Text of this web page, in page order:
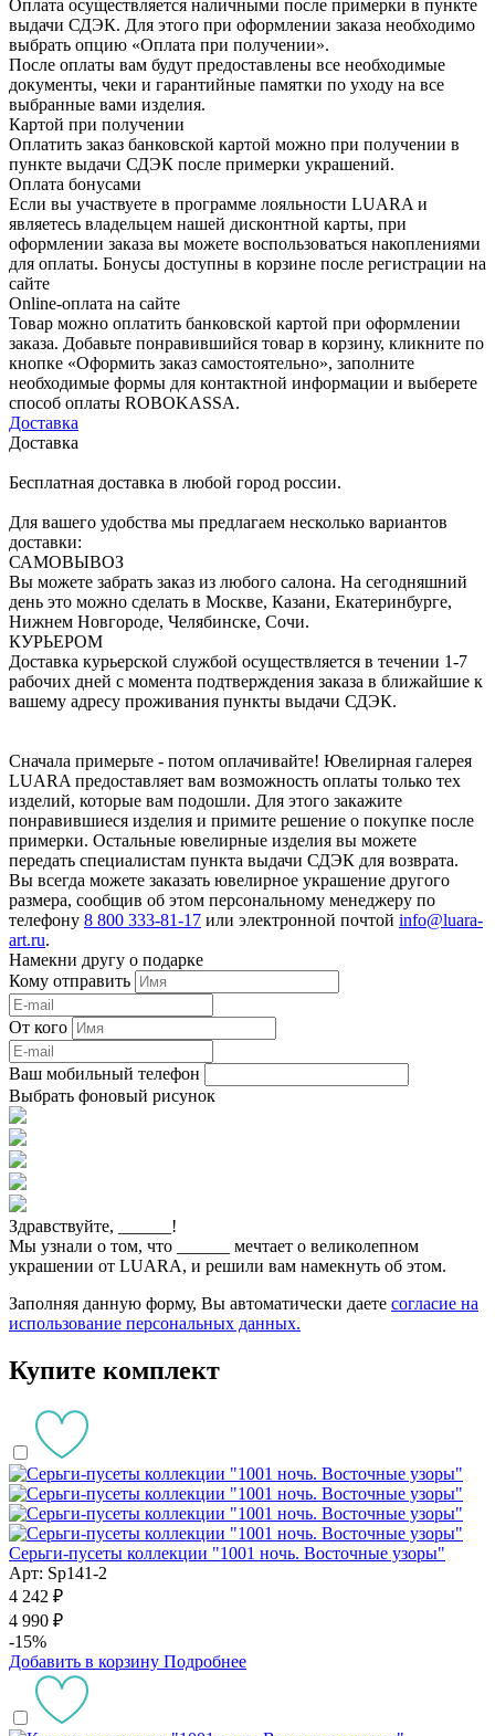
Оплата осуществляется наличными после примерки в пункте
выдачи СДЭК. Для этого при оформлении заказа необходимо
выбрать опцию «Оплата при получении».
После оплаты вам будут предоставлены все необходимые
документы, чеки и гарантийные памятки по уходу на все
выбранные вами изделия.
Картой при получении
Оплатить заказ банковской картой можно при получении в
пункте выдачи СДЭК после примерки украшений.
Оплата бонусами
Если вы участвуете в программе лояльности LUARA и
являетесь владельцем нашей дисконтной карты, при
оформлении заказа вы можете воспользоваться накоплениями
для оплаты. Бонусы доступны в корзине после регистрации на
сайте
Online-оплата на сайте
Товар можно оплатить банковской картой при оформлении
заказа. Добавьте понравившийся товар в корзину, кликните по
кнопке «Оформить заказ самостоятельно», заполните
необходимые формы для контактной информации и выберете
способ оплаты ROBOKASSA.
Доставка
Доставка
Бесплатная доставка в любой город россии.
Для вашего удобства мы предлагаем несколько вариантов
доставки:
САМОВЫВОЗ
Вы можете забрать заказ из любого салона. На сегодняшний
день это можно сделать в Москве, Казани, Екатеринбурге,
Нижнем Новгороде, Челябинске, Сочи.
КУРЬЕРОМ
Доставка курьерской службой осуществляется в течении 1-7
рабочих дней с момента подтверждения заказа в ближайшие к
вашему адресу проживания пункты выдачи СДЭК.
Сначала примерьте - потом оплачивайте! Ювелирная галерея
LUARA предоставляет вам возможность оплаты только тех
изделий, которые вам подошли. Для этого закажите
понравившиеся изделия и примите решение о покупке после
примерки. Остальные ювелирные изделия вы можете
передать специалистам пункта выдачи СДЭК для возврата.
Вы всегда можете заказать ювелирное украшение другого
размера, сообщив об этом персональному менеджеру по
телефону 8 800 333-81-17 или электронной почтой info@luara-
art.ru.
Намекни другу о подарке
Кому отправить
От кого
Ваш мобильный телефон
Выбрать фоновый рисунок
Здравствуйте,
!
Мы узнали о том, что
мечтает о великолепном
украшении от LUARA, и решили вам намекнуть об этом.
Заполняя данную форму, Вы автоматически даете согласие на
использование персональных данных.
Купите комплект
Серьги-пусеты коллекции "1001 ночь. Восточные узоры"
Арт: Sp141-2
4 242 ₽
4 990 ₽
-15%
Добавить в корзину Подробнее